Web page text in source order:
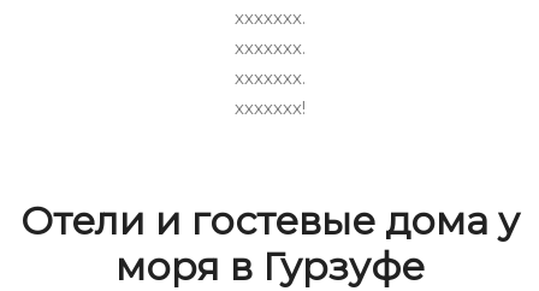
ххххххх.
ххххххх.
ххххххх.
ххххххх!
Отели и гостевые дома у
моря в Гурзуфе